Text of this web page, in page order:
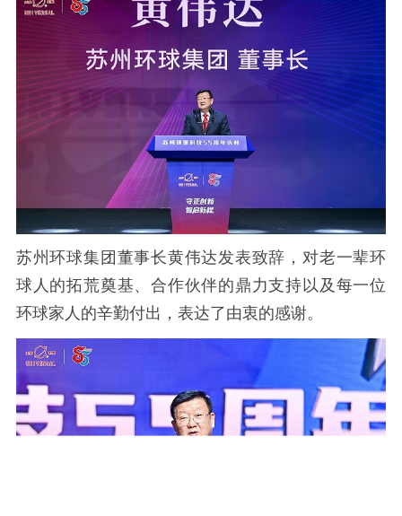
苏州环球集团董事长黄伟达发表致辞，对老一辈环
球人的拓荒奠基、合作伙伴的鼎力支持以及每一位
环球家人的辛勤付出，表达了由衷的感谢。